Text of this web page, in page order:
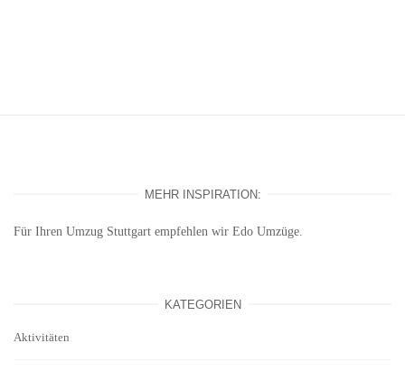
MEHR INSPIRATION:
Für Ihren Umzug Stuttgart empfehlen wir Edo Umzüge.
KATEGORIEN
Aktivitäten